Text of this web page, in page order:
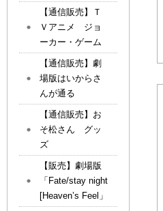
【通信販売】Ｔ
Ｖアニメ ジョ
ーカー・ゲーム
【通信販売】劇
場版はいからさ
んが通る
【通信販売】お
そ松さん グッ
ズ
【販売】劇場版
「Fate/stay night
[Heaven’s Feel」